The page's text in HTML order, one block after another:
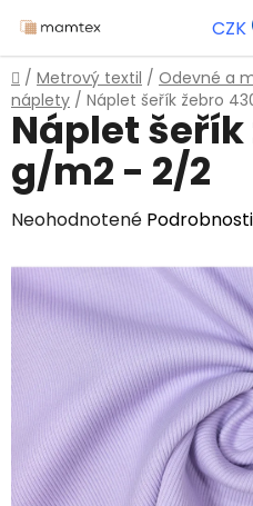
na
obsah
CZK
Domov
/ Metrový textil / Odevné a
náplety / Náplet šeřík žebro
Náplet šeřík
g/m2 - 2/2
Priemerné
produktu
je
0,0
hviezdičiek.
Neohodnotené